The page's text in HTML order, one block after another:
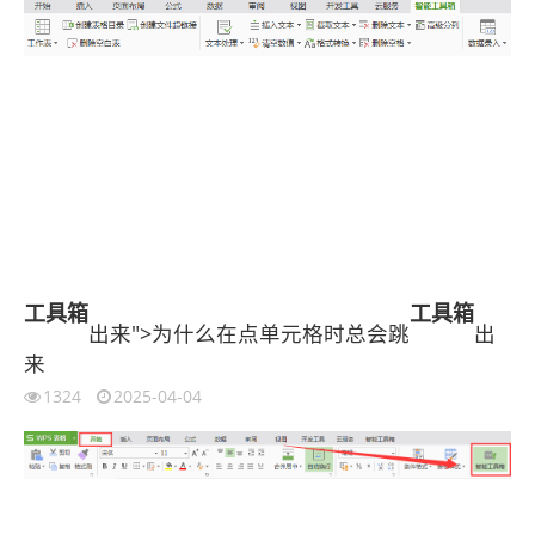
工具箱
出来">为什么在点单元格时总会跳
工具箱
出
来
1324 2025-04-04